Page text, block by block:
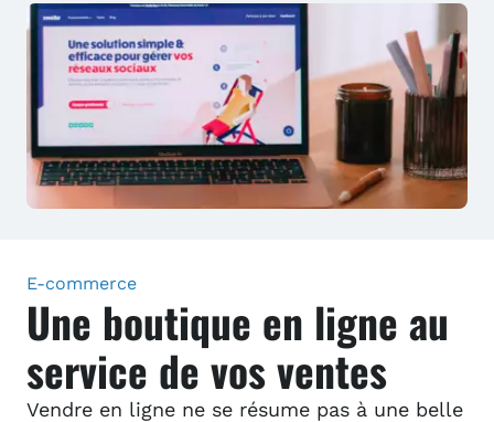
E-commerce
Une boutique en ligne au
service de vos ventes
Vendre en ligne ne se résume pas à une belle